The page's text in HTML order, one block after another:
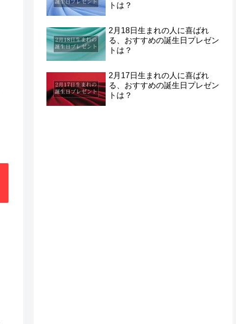
トは？
2月18日生まれの人に喜ばれ
る、おすすめの誕生日プレゼン
トは？
2月17日生まれの人に喜ばれ
る、おすすめの誕生日プレゼン
トは？